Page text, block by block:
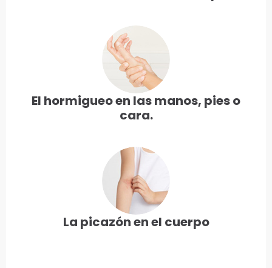
El hormigueo en las manos, pies o
cara.
La picazón en el cuerpo